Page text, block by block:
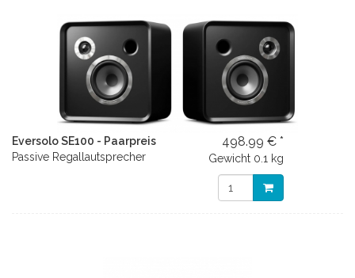
Eversolo SE100 - Paarpreis
Passive Regallautsprecher
498.99 € *
Gewicht 0.1 kg